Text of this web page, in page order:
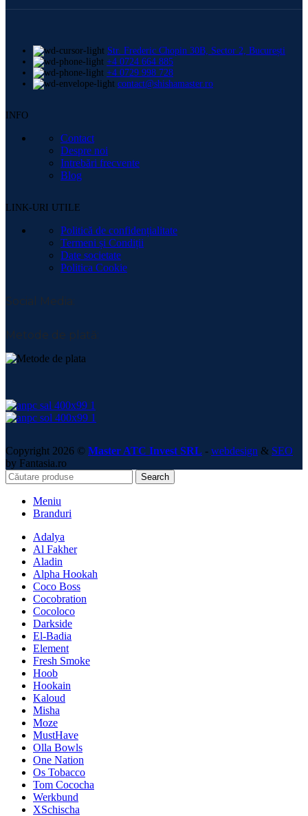
Str. Frederic Chopin 30B, Sector 2, București
+4 0724 664 885
+4 0729 998 728
contact@shishamaster.ro
INFO
Contact
Despre noi
Intrebări frecvente
Blog
LINK-URI UTILE
Politică de confidențialitate
Termeni și Condiții
Date societate
Politica Cookie
Social Media:
Metode de plată:
Copyright 2026 © Master ATC Invest SRL - webdesign & SEO
by Fantasia.ro
Search
Meniu
Branduri
Adalya
Al Fakher
Aladin
Alpha Hookah
Coco Boss
Cocobration
Cocoloco
Darkside
El-Badia
Element
Fresh Smoke
Hoob
Hookain
Kaloud
Misha
Moze
MustHave
Olla Bowls
One Nation
Os Tobacco
Tom Cococha
Werkbund
XSchischa